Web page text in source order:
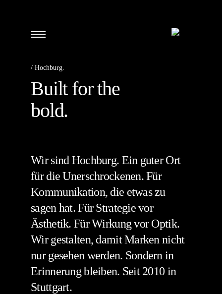
/ Hochburg.
Built for the
bold.
Wir sind Hochburg. Ein guter Ort
für die Unerschrockenen. Für
Kommunikation, die etwas zu
sagen hat. Für Strategie vor
Ästhetik. Für Wirkung vor Optik.
Wir gestalten, damit Marken nicht
nur gesehen werden. Sondern in
Erinnerung bleiben. Seit 2010 in
Stuttgart.